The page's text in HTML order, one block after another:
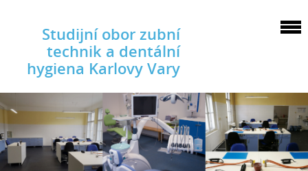
Studijní obor zubní
technik a dentální
hygiena Karlovy Vary